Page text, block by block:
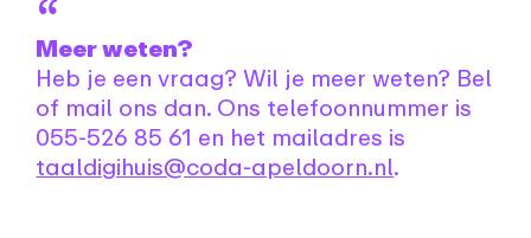
Meer weten?
Heb je een vraag? Wil je meer weten? Bel
of mail ons dan. Ons telefoonnummer is
055-526 85 61 en het mailadres is
taaldigihuis@coda-apeldoorn.nl.